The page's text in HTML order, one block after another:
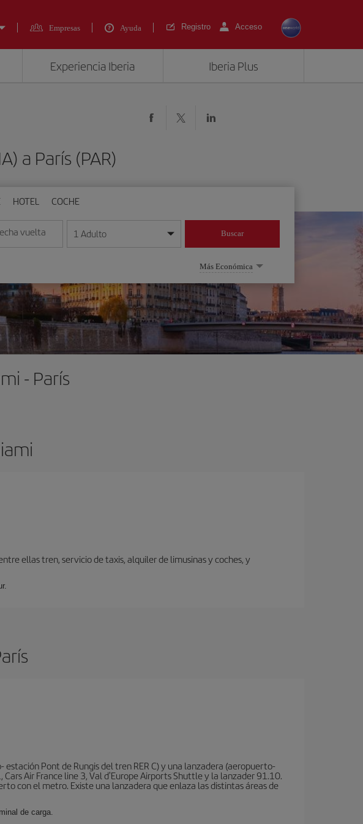
Empresas Ayuda Registro Acceso
Experiencia Iberia Iberia Plus
a París (PAR)
HOTEL COCHE
día/mes/año
vuelta
la fecha en formato día/mes/año
1 Adulto Buscar
Más Económica
- París
ellas tren, servicio de taxis, alquiler de limusinas y coches, y
Pont de Rungis del tren RER C) y una lanzadera (aeropuerto-
Air France line 3, Val d'Europe Airports Shuttle y la lanzader 91.10.
con el metro. Existe una lanzadera que enlaza las distintas áreas de
de carga.